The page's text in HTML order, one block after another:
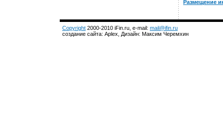
Размещение
Copyright 2000-2010 iFin.ru, e-mail: mail@ifin.ru
создание сайта: Aplex, Дизайн: Максим Черемхин